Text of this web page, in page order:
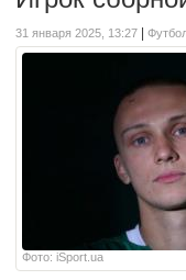
31 января 2025, 13:27
Фото: iSport.ua